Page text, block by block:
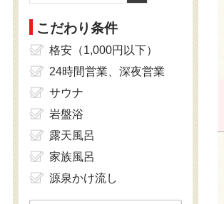
こだわり条件
格安（1,000円以下）
24時間営業、深夜営業
サウナ
岩盤浴
露天風呂
家族風呂
源泉かけ流し